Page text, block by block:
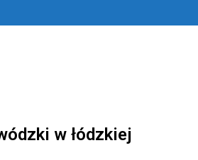
w łódzkiej